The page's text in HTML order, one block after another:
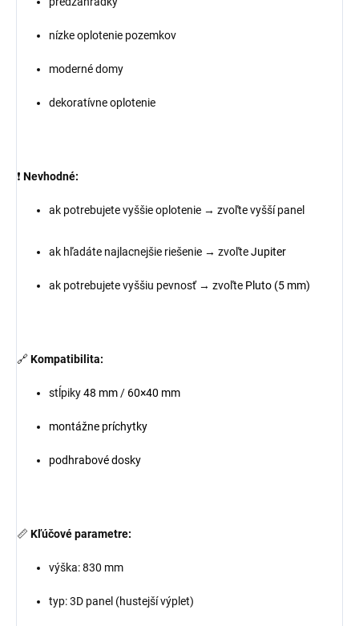
nízke oplotenie pozemkov
moderné domy
dekoratívne oplotenie
❗ Nevhodné:
ak potrebujete vyššie oplotenie → zvoľte vyšší panel
ak hľadáte najlacnejšie riešenie → zvoľteJupiter
ak potrebujete vyššiu pevnosť → zvoľte Pluto (5 mm)
🔗Kompatibilita:
stĺpiky48 mm / 60×40 mm
montážne príchytky
podhrabové dosky
📏 Kľúčové parametre:
výška: 830 mm
typ: 3D panel (hustejší výplet)